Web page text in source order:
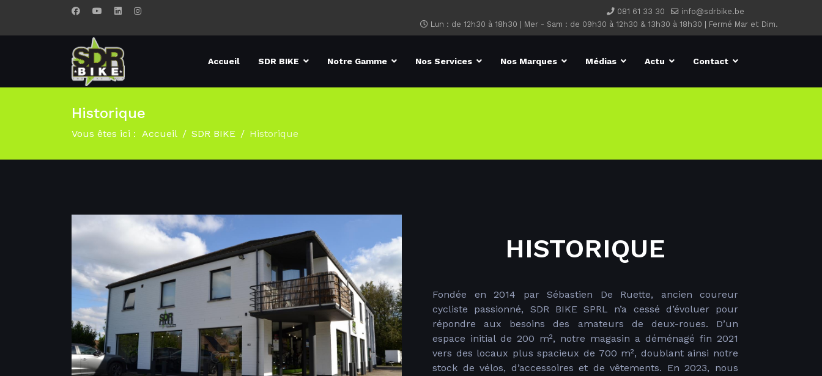
081 61 33 30
info@sdrbike.be
Lun : de 12h30 à 18h30 | Mer - Sam : de 09h30 à 12h30 & 13h30 à 18h30 | Fermé Mar et Dim.
Accueil SDR BIKE Notre Gamme Nos Services Nos Marques Médias Actu Contact
Historique
Vous êtes ici : Accueil SDR BIKE Historique
HISTORIQUE
Fondée en 2014 par Sébastien De Ruette, ancien coureur
cycliste passionné, SDR BIKE SPRL n’a cessé d’évoluer pour
répondre aux besoins des amateurs de deux-roues. D’un
espace initial de 200 m², notre magasin a déménagé fin 2021
vers des locaux plus spacieux de 700 m², doublant ainsi notre
stock de vélos, d’accessoires et de vêtements. En 2023, nous